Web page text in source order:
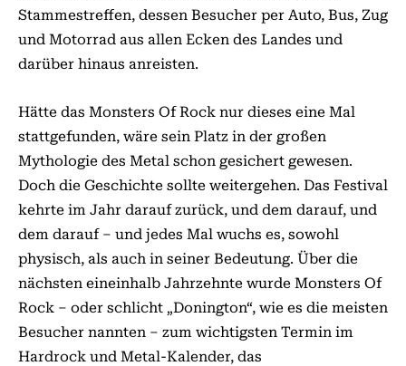
Stammestreffen, dessen Besucher per Auto, Bus, Zug
und Motorrad aus allen Ecken des Landes und
darüber hinaus anreisten.
Hätte das Monsters Of Rock nur dieses eine Mal
stattgefunden, wäre sein Platz in der großen
Mythologie des Metal schon gesichert gewesen.
Doch die Geschichte sollte weitergehen. Das Festival
kehrte im Jahr darauf zurück, und dem darauf, und
dem darauf – und jedes Mal wuchs es, sowohl
physisch, als auch in seiner Bedeutung. Über die
nächsten eineinhalb Jahrzehnte wurde Monsters Of
Rock – oder schlicht „Donington“, wie es die meisten
Besucher nannten – zum wichtigsten Termin im
Hardrock und Metal-Kalender, das